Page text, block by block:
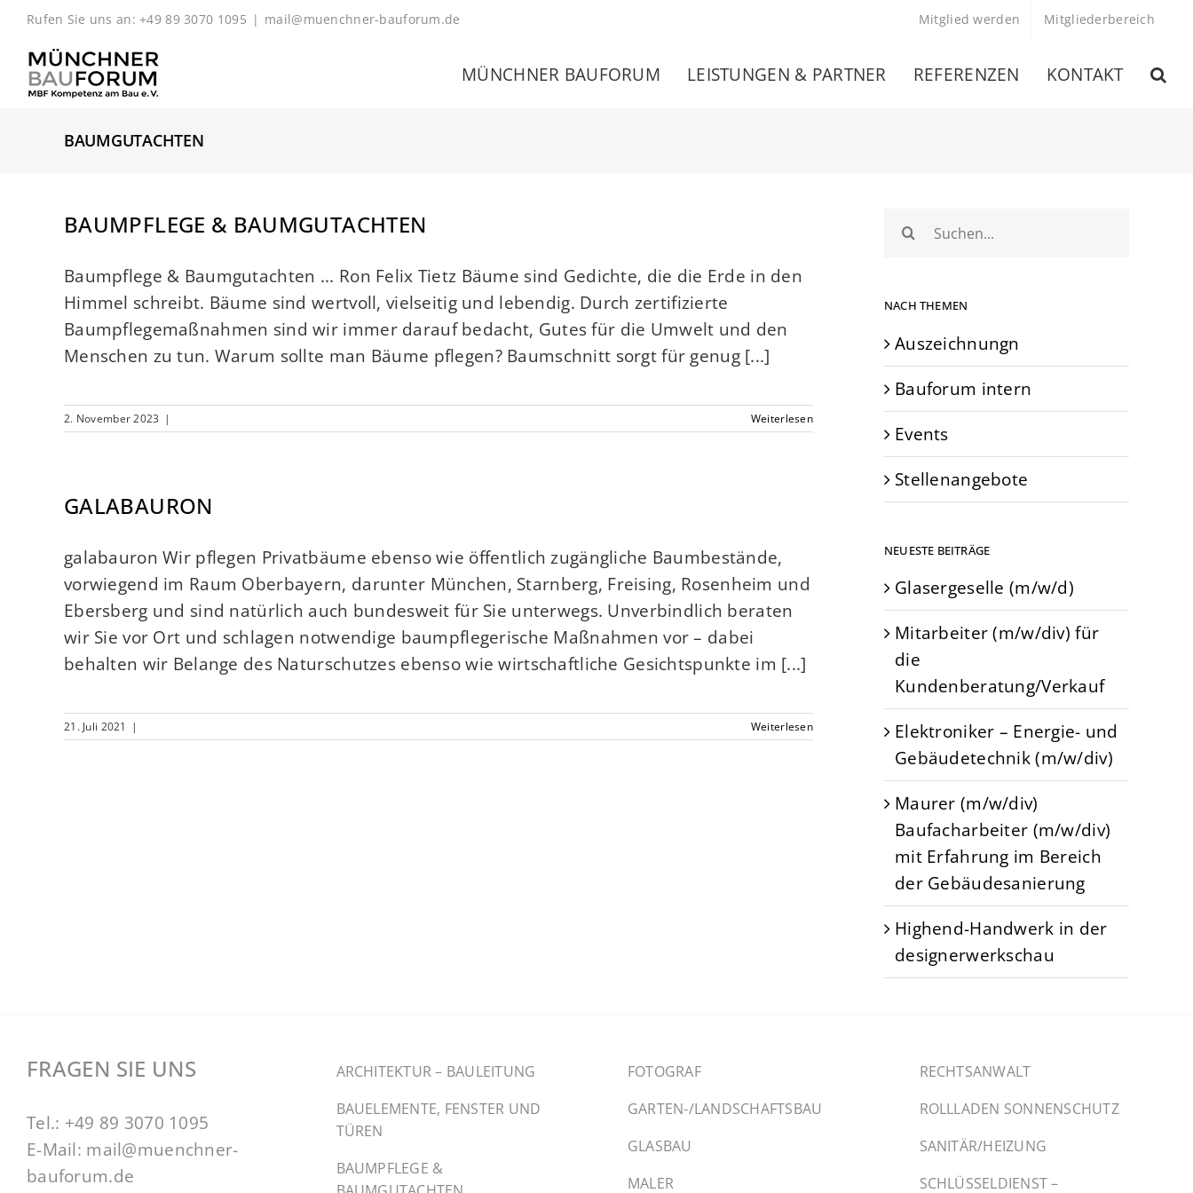
Zum
springen
Rufen Sie uns an: +49 89 3070 1095 | mail@muenchner-bauforum.de Mitglied werden Mitgliederbereich
MÜNCHNER BAUFORUM LEISTUNGEN & PARTNER REFERENZEN KONTAKT
BAUMGUTACHTEN
BAUMPFLEGE & BAUMGUTACHTEN
Baumpflege & Baumgutachten ... Ron Felix Tietz Bäume sind Gedichte, die die Erde in den
Himmel schreibt. Bäume sind wertvoll, vielseitig und lebendig. Durch zertifizierte
Baumpflegemaßnahmen sind wir immer darauf bedacht, Gutes für die Umwelt und den
Menschen zu tun. Warum sollte man Bäume pflegen? Baumschnitt sorgt für genug [...]
2. November 2023 | Weiterlesen
GALABAURON
galabauron Wir pflegen Privatbäume ebenso wie öffentlich zugängliche Baumbestände,
vorwiegend im Raum Oberbayern, darunter München, Starnberg, Freising, Rosenheim und
Ebersberg und sind natürlich auch bundesweit für Sie unterwegs. Unverbindlich beraten
wir Sie vor Ort und schlagen notwendige baumpflegerische Maßnahmen vor – dabei
behalten wir Belange des Naturschutzes ebenso wie wirtschaftliche Gesichtspunkte im [...]
21. Juli 2021 | Weiterlesen
Suche
nach:
NACH THEMEN
Auszeichnungn
Bauforum intern
Events
Stellenangebote
NEUESTE BEITRÄGE
Glasergeselle (m/w/d)
Mitarbeiter (m/w/div) für
die
Kundenberatung/Verkauf
Elektroniker – Energie- und
Gebäudetechnik (m/w/div)
Maurer (m/w/div)
Baufacharbeiter (m/w/div)
mit Erfahrung im Bereich
der Gebäudesanierung
Highend-Handwerk in der
designerwerkschau
FRAGEN SIE UNS
Tel.: +49 89 3070 1095
E-Mail: mail@muenchner-
bauforum.de
ARCHITEKTUR – BAULEITUNG
BAUELEMENTE, FENSTER UND
TÜREN
BAUMPFLEGE &
FOTOGRAF
GARTEN-/LANDSCHAFTSBAU
GLASBAU
MALER
RECHTSANWALT
ROLLLADEN SONNENSCHUTZ
SANITÄR/HEIZUNG
SCHLÜSSELDIENST –